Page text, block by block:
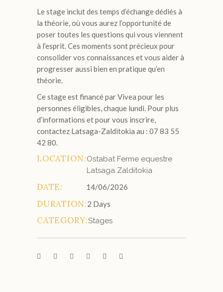
Le stage inclut des temps d’échange dédiés à
la théorie, où vous aurez l’opportunité de
poser toutes les questions qui vous viennent
à l’esprit. Ces moments sont précieux pour
consolider vos connaissances et vous aider à
progresser aussi bien en pratique qu’en
théorie.
Ce stage est financé par Vivea pour les
personnes éligibles, chaque lundi. Pour plus
d’informations et pour vous inscrire,
contactez Latsaga-Zalditokia au : 07 83 55
42 80.
LOCATION:Ostabat Ferme equestre
Latsaga Zalditokia
DATE: 14/06/2026
DURATION:2 Days
CATEGORY:Stages